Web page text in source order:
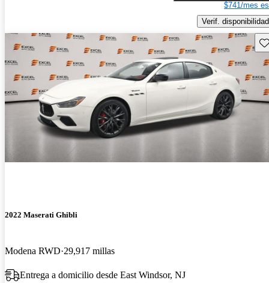
$741/mes
Verif. disponibilidad
2022 Maserati Ghibli
Modena RWD 29,917 millas
Entrega a domicilio desde East Windsor, NJ